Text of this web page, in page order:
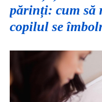
părinți: cum să
copilul se